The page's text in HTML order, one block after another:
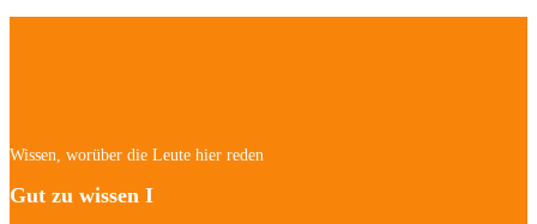
Wissen, worüber die Leute hier reden
Gut zu wissen I